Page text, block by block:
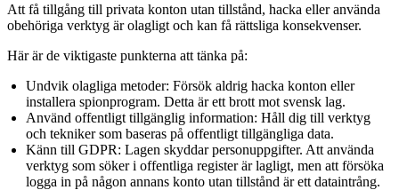
Att få tillgång till privata konton utan tillstånd, hacka eller använda
obehöriga verktyg är olagligt och kan få rättsliga konsekvenser.
Här är de viktigaste punkterna att tänka på:
Undvik olagliga metoder: Försök aldrig hacka konton eller
installera spionprogram. Detta är ett brott mot svensk lag.
Använd offentligt tillgänglig information: Håll dig till verktyg
och tekniker som baseras på offentligt tillgängliga data.
Känn till GDPR: Lagen skyddar personuppgifter. Att använda
verktyg som söker i offentliga register är lagligt, men att försöka
logga in på någon annans konto utan tillstånd är ett dataintrång.